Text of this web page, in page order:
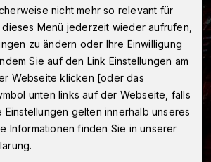
nicht mehr so relevant für
Menü jederzeit wieder aufrufen,
zu ändern oder Ihre Einwilligung
Sie auf den Link Einstellungen am
Webseite klicken [oder das
unten links auf der Webseite, falls
Einstellungen gelten innerhalb unseres
Informationen finden Sie in unserer